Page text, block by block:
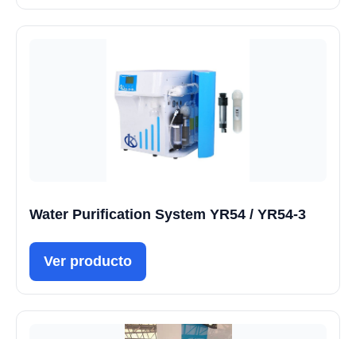
Water Purification System YR54 / YR54-3
Ver producto